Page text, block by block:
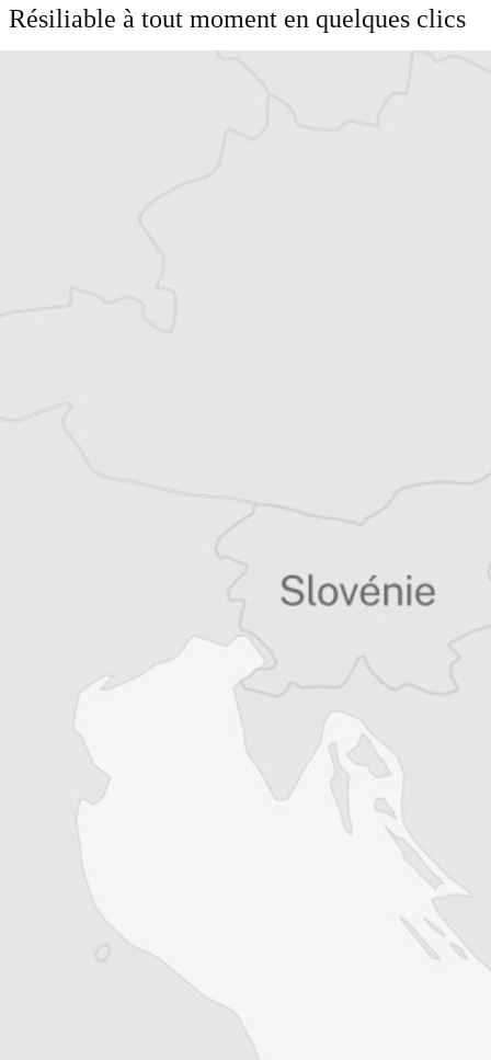
Résiliable à tout moment en quelques clics
Notre correspondant à
Co-rédacteur en chef et journaliste et
correspondant de presse, basé à Budapest en
Hongrie, pour divers médias francophones.
Co-rédacteur en chef et journaliste et
correspondant de presse, basé à Budapest en
Hongrie, pour divers médias francophones.